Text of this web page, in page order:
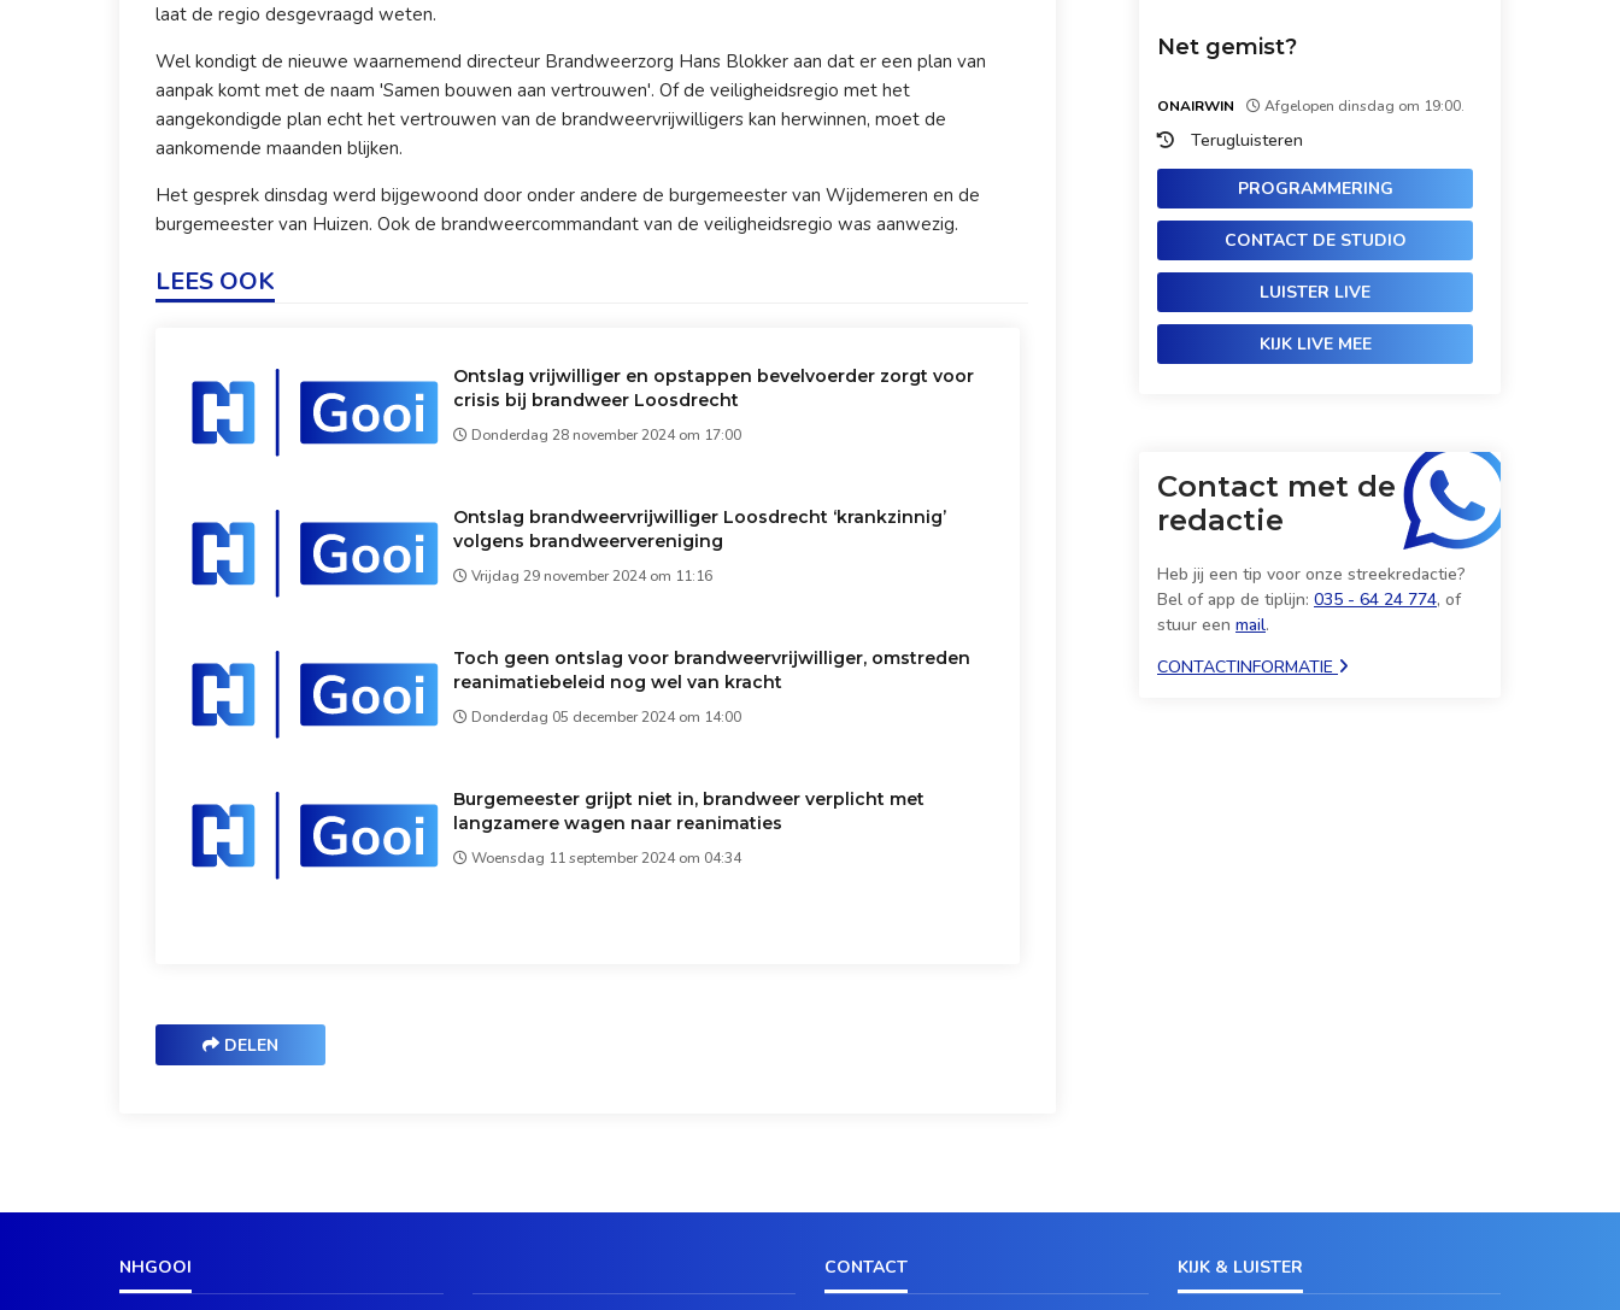
laat de regio desgevraagd weten.
Wel kondigt de nieuwe waarnemend directeur Brandweerzorg Hans Blokker aan dat er een plan van
aanpak komt met de naam 'Samen bouwen aan vertrouwen'. Of de veiligheidsregio met het
aangekondigde plan echt het vertrouwen van de brandweervrijwilligers kan herwinnen, moet de
aankomende maanden blijken.
Het gesprek dinsdag werd bijgewoond door onder andere de burgemeester van Wijdemeren en de
burgemeester van Huizen. Ook de brandweercommandant van de veiligheidsregio was aanwezig.
LEES OOK
Ontslag vrijwilliger en opstappen bevelvoerder zorgt voor
crisis bij brandweer Loosdrecht
Donderdag 28 november 2024 om 17:00
Ontslag brandweervrijwilliger Loosdrecht ‘krankzinnig’
volgens brandweervereniging
Vrijdag 29 november 2024 om 11:16
Toch geen ontslag voor brandweervrijwilliger, omstreden
reanimatiebeleid nog wel van kracht
Donderdag 05 december 2024 om 14:00
Burgemeester grijpt niet in, brandweer verplicht met
langzamere wagen naar reanimaties
Woensdag 11 september 2024 om 04:34
DELEN
Net gemist?
ONAIRWIN Afgelopen dinsdag om 19:00.
Terugluisteren
PROGRAMMERING
CONTACT DE STUDIO
LUISTER LIVE
KIJK LIVE MEE
Contact met de
redactie
Heb jij een tip voor onze streekredactie?
Bel of app de tiplijn: 035 - 64 24 774, of
stuur een mail.
CONTACTINFORMATIE
NHGOOI CONTACT KIJK & LUISTER